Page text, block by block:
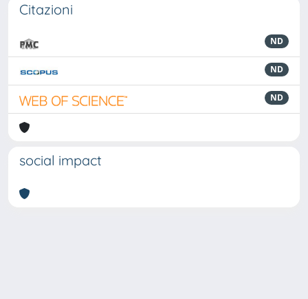
Citazioni
ND
ND
ND
social impact